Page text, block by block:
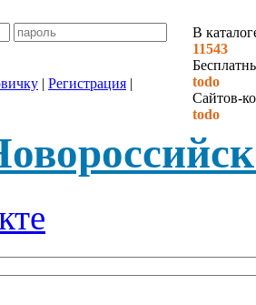
В
11543
todo
Сайтов-
todo
| Регистрация |